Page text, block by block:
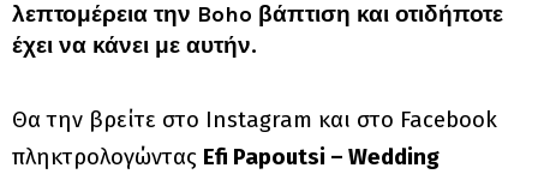
λεπτομέρεια την Boho βάπτιση και οτιδήποτε
έχει να κάνει με αυτήν.
Θα την βρείτε στο Instagram και στο Facebook
πληκτρολογώντας Efi Papoutsi – Wedding